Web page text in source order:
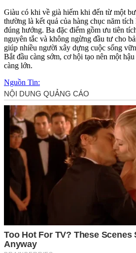
Giàu có khi về già hiếm khi đến từ một
thường là kết quả của hàng chục năm
đúng hướng. Ba đặc điểm gồm ưu tiên
nguyên tắc và không ngừng đầu tư cho
giúp nhiều người xây dựng cuộc sống
Bắt đầu càng sớm, cơ hội tạo nên một
càng lớn.
Nguồn Tin: